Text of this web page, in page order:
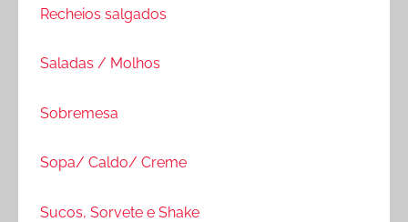
Recheios salgados
Saladas / Molhos
Sobremesa
Sopa/ Caldo/ Creme
Sucos, Sorvete e Shake